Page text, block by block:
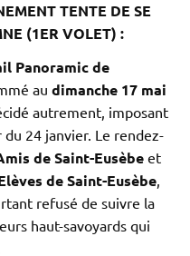
TENTE DE SE
(1ER VOLET) :
Panoramic de
au dimanche 17 mai
autrement, imposant
24 janvier. Le rendez-
de Saint-Eusèbe et
de Saint-Eusèbe,
refusé de suivre la
haut-savoyards qui